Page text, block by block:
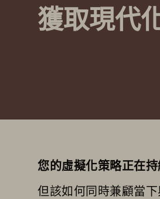
獲取現代
您的虛擬化策略正在
但該如何同時兼顧當